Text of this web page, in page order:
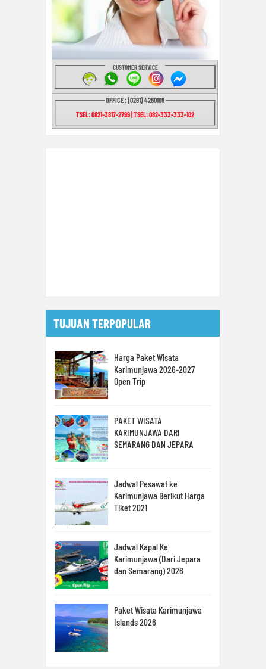
CUSTOMER SERVICE
OFFICE : (0291) 4260109
TSEL: 0821-3817-2799 | TSEL: 082-333-333-102
TUJUAN TERPOPULAR
Harga Paket Wisata
Karimunjawa 2026-2027
Open Trip
PAKET WISATA
KARIMUNJAWA DARI
SEMARANG DAN JEPARA
Jadwal Pesawat ke
Karimunjawa Berikut Harga
Tiket 2021
Jadwal Kapal Ke
Karimunjawa (Dari Jepara
dan Semarang) 2026
Paket Wisata Karimunjawa
Islands 2026